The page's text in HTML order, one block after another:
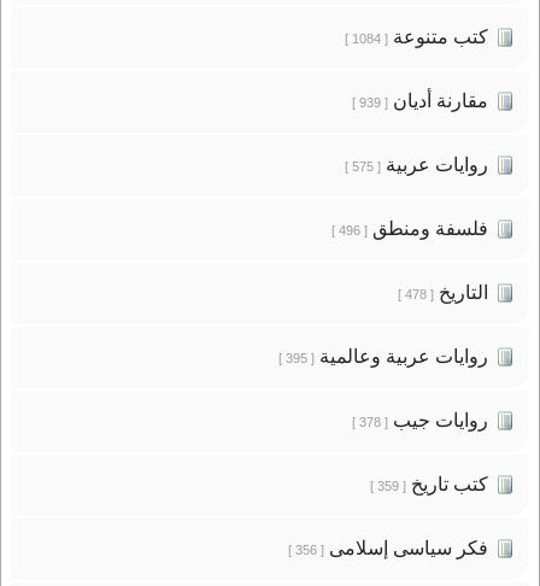
كتب متنوعة[ 1084 ]
مقارنة أديان[ 939 ]
روايات عربية[ 575 ]
فلسفة ومنطق[ 496 ]
التاريخ[ 478 ]
روايات عربية وعالمية[ 395 ]
روايات جيب[ 378 ]
كتب تاريخ[ 359 ]
فكر سياسى إسلامى[ 356 ]